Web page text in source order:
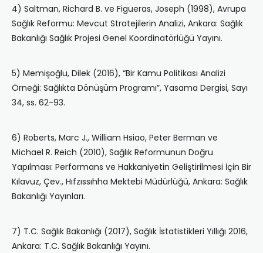
4) Saltman, Richard B. ve Figueras, Joseph (1998), Avrupa
Sağlık Reformu: Mevcut Stratejilerin Analizi, Ankara: Sağlık
Bakanlığı Sağlık Projesi Genel Koordinatörlüğü Yayını.
5) Memişoğlu, Dilek (2016), “Bir Kamu Politikası Analizi
Örneği: Sağlıkta Dönüşüm Programı”, Yasama Dergisi, Sayı
34, ss. 62-93.
6) Roberts, Marc J., William Hsiao, Peter Berman ve
Michael R. Reich (2010), Sağlık Reformunun Doğru
Yapılması: Performans ve Hakkaniyetin Geliştirilmesi İçin Bir
Kılavuz, Çev., Hıfzıssıhha Mektebi Müdürlüğü, Ankara: Sağlık
Bakanlığı Yayınları.
7) T.C. Sağlık Bakanlığı (2017), Sağlık İstatistikleri Yıllığı 2016,
Ankara: T.C. Sağlık Bakanlığı Yayını.